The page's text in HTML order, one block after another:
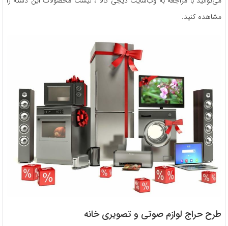
مشاهده کنید.
طرح حراج لوازم صوتی و تصویری خانه